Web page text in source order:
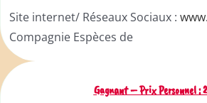
Site internet/ Réseaux Sociaux :
Compagnie Espèces de
Gagnant – Prix Personnel :